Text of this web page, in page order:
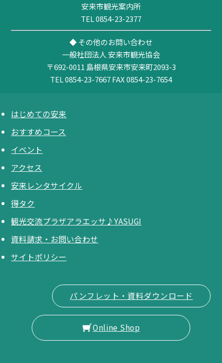
安来市観光案内所
TEL 0854-23-2377
◆ その他のお問い合わせ
一般社団法人 安来市観光協会
〒692-0011 島根県安来市安来町2093-3
TEL 0854-23-7667FAX 0854-23-7654
はじめての安来
おすすめコース
イベント
アクセス
安来レンタサイクル
得タク
観光交流プラザアラエッサ♪YASUGI
資料請求・お問い合わせ
サイトポリシー
パンフレット・資料ダウンロード
Online Shop